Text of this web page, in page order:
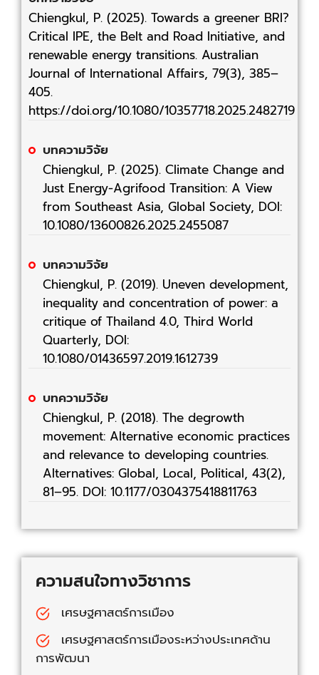
Chiengkul, P. (2025). Towards a greener BRI?
Critical IPE, the Belt and Road Initiative, and
renewable energy transitions. Australian
Journal of International Affairs, 79(3), 385–
405.
https://doi.org/10.1080/10357718.2025.2482719
บทความวิจัย
Chiengkul, P. (2025). Climate Change and
Just Energy-Agrifood Transition: A View
from Southeast Asia, Global Society, DOI:
10.1080/13600826.2025.2455087
บทความวิจัย
Chiengkul, P. (2019). Uneven development,
inequality and concentration of power: a
critique of Thailand 4.0, Third World
Quarterly, DOI:
10.1080/01436597.2019.1612739
บทความวิจัย
Chiengkul, P. (2018). The degrowth
movement: Alternative economic practices
and relevance to developing countries.
Alternatives: Global, Local, Political, 43(2),
81–95. DOI: 10.1177/0304375418811763
ความสนใจทางวิชาการ
เศรษฐศาสตร์การเมือง
เศรษฐศาสตร์การเมืองระหว่างประเทศด้าน
การพัฒนา